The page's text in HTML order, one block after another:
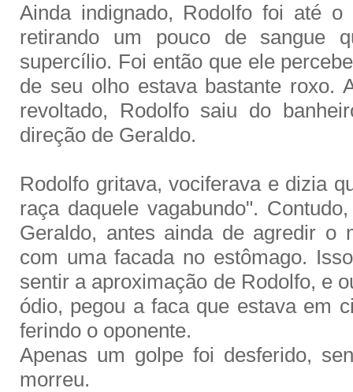
Ainda indignado, Rodolfo foi até o
retirando um pouco de sangue
supercílio. Foi então que ele
de seu olho estava bastante roxo.
revoltado, Rodolfo saiu do
direção de Geraldo.
Rodolfo gritava, vociferava e dizia
raça daquele vagabundo".
Geraldo, antes ainda de agredir o
com uma facada no estômago.
sentir a aproximação de Rodolfo, e
ódio, pegou a faca que estava em
ferindo o oponente.
Apenas um golpe foi desferido,
morreu.